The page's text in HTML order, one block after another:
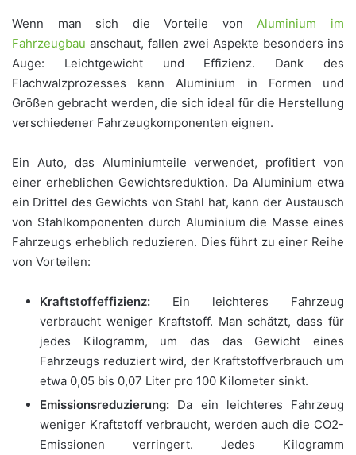
Wenn man sich die Vorteile von Aluminium im
Fahrzeugbau anschaut, fallen zwei Aspekte besonders ins
Auge: Leichtgewicht und Effizienz. Dank des
Flachwalzprozesses kann Aluminium in Formen und
Größen gebracht werden, die sich ideal für die Herstellung
verschiedener Fahrzeugkomponenten eignen.
Ein Auto, das Aluminiumteile verwendet, profitiert von
einer erheblichen Gewichtsreduktion. Da Aluminium etwa
ein Drittel des Gewichts von Stahl hat, kann der Austausch
von Stahlkomponenten durch Aluminium die Masse eines
Fahrzeugs erheblich reduzieren. Dies führt zu einer Reihe
von Vorteilen:
Kraftstoffeffizienz: Ein leichteres Fahrzeug
verbraucht weniger Kraftstoff. Man schätzt, dass für
jedes Kilogramm, um das das Gewicht eines
Fahrzeugs reduziert wird, der Kraftstoffverbrauch um
etwa 0,05 bis 0,07 Liter pro 100 Kilometer sinkt.
Emissionsreduzierung: Da ein leichteres Fahrzeug
weniger Kraftstoff verbraucht, werden auch die CO2-
Emissionen verringert. Jedes Kilogramm